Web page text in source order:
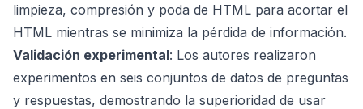
limpieza, compresión y poda de HTML para acortar el
HTML mientras se minimiza la pérdida de información.
Validación experimental: Los autores realizaron
experimentos en seis conjuntos de datos de preguntas
y respuestas, demostrando la superioridad de usar